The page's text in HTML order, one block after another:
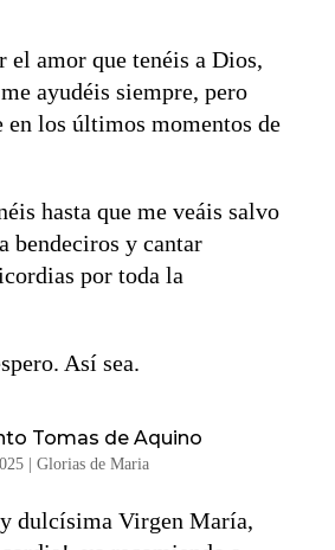
el amor que tenéis a Dios,
ayudéis siempre, pero
los últimos momentos de
hasta que me veáis salvo
bendeciros y cantar
por toda la
Así sea.
Tomas de Aquino
| Glorias de Maria
dulcísima Virgen María,